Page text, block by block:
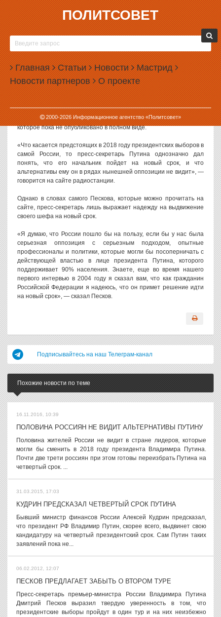
ПОЛИТСОВЕТ
Главная Статьи Новости Мастрид
Новости партнеров О проекте
2000-2026Информационное агентство «Политсовет»
20.01.2017, 10:57
ПЕСКОВ НАМЕКНУЛ НА ВЫДВИЖЕНИЕ
ПУТИНА НА ЧЕТВЕРТЫЙ СРОК
Пресс-секретарь президента РФ Дмитрий Песков выразил
надежду, что Владимир Путин будет переизбираться на
четвертый срок. По его словам, Путина поддерживает 90%
населения.
Слова Пескова прозвучали в егоинтервьютелекомпании BBC,
которое пока не опубликовано в полном виде.
«Что касается предстоящих в 2018 году президентских выборов в
самой России, то пресс-секретарь Путина однозначно дал
понять, что его начальник пойдет на новый срок, и что
альтернативы ему он в рядах нынешней оппозиции не видит», —
говорится на сайте радиостанции.
Однако в словах самого Пескова, которые можно прочитать на
сайте, пресс-секретарь лишь выражает надежду на выдвижение
своего шефа на новый срок.
«Я думаю, что России пошло бы на пользу, если бы у нас была
серьезная оппозиция с серьезным подходом, опытные
профессионалы и политики, которые могли бы посоперничать с
действующей властью в лице президента Путина, которого
поддерживает 90% населения. Знаете, еще во время нашего
первого интервью в 2004 году я сказал вам, что как гражданин
Российской Федерации я надеюсь, что он примет решение идти
на новый срок», — сказал Песков.
Подписывайтесь на наш Телеграм-канал
Похожие новости по теме
16.11.2016, 10:39
ПОЛОВИНА РОССИЯН НЕ ВИДИТ АЛЬТЕРНАТИВЫ ПУТИНУ
Половина жителей России не видит в стране лидеров, которые
могли бы сменить в 2018 году президента Владимира Путина.
Почти две трети россиян при этом готовы переизбрать Путина на
четвертый срок. ...
31.03.2015, 17:03
КУДРИН ПРЕДСКАЗАЛ ЧЕТВЕРТЫЙ СРОК ПУТИНА
Бывший министр финансов России Алексей Кудрин предсказал,
что президент РФ Владимир Путин, скорее всего, выдвинет свою
кандидатуру на четвертый президентский срок. Сам Путин таких
заявлений пока не...
06.02.2012, 12:07
ПЕСКОВ ПРЕДЛАГАЕТ ЗАБЫТЬ О ВТОРОМ ТУРЕ
Пресс-секретарь премьер-министра России Владимира Путина
Дмитрий Песков выразил твердую уверенность в том, что
президентские выборы пройдут в один тур и на них неизбежно